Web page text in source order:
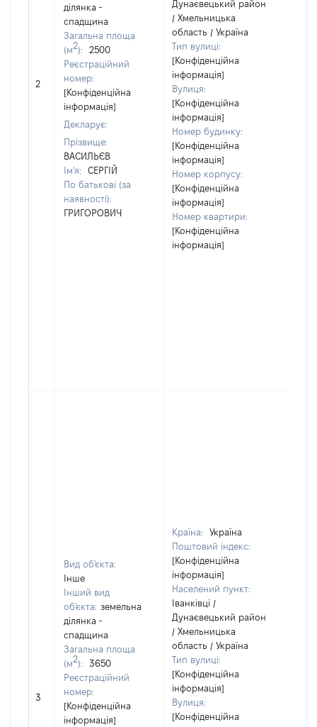
2
ділянка -
спадщина
Загальна площа
(м2):
2500
Реєстраційний
номер:
[Конфіденційна
інформація]
Декларує:
Прізвище:
ВАСИЛЬЄВ
Ім'я:
СЕРГІЙ
По батькові (за
наявності):
ГРИГОРОВИЧ
Дунаєвецький район
/ Хмельницька
область / Україна
Тип вулиці:
[Конфіденційна
інформація]
Вулиця:
[Конфіденційна
інформація]
Номер будинку:
[Конфіденційна
інформація]
Номер корпусу:
[Конфіденційна
інформація]
Номер квартири:
[Конфіденційна
інформація]
3
Вид об'єкта:
Інше
Інший вид
об'єкта: земельна
ділянка -
спадщина
Загальна площа
(м2):
3650
Реєстраційний
номер:
[Конфіденційна
інформація]
Країна:
Україна
Поштовий індекс:
[Конфіденційна
інформація]
Населений пункт:
Іванківці /
Дунаєвецький район
/ Хмельницька
область / Україна
Тип вулиці:
[Конфіденційна
інформація]
Вулиця:
[Конфіденційна